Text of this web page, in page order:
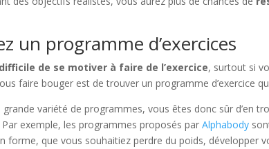
un programme d’exercices
difficile de se motiver à faire de l’exercice, surtout si
faire bouger est de trouver un programme d’exercice
grande variété de programmes, vous êtes donc sûr d’en
Par exemple, les programmes proposés parAlphabody
forme, que vous souhaitiez perdre du poids, développer